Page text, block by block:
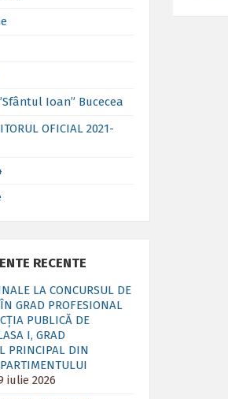
Ioan” Bucecea
OFICIAL 2021-
RECENTE
LA CONCURSUL DE
GRAD PROFESIONAL
PUBLICĂ DE
I, GRAD
PRINCIPAL DIN
iulie 2026